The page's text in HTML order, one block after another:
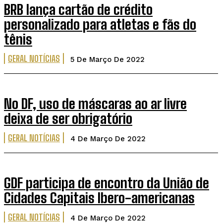
BRB lança cartão de crédito
personalizado para atletas e fãs do
tênis
GERAL NOTÍCIAS 5 De Março De 2022
No DF, uso de máscaras ao ar livre
deixa de ser obrigatório
GERAL NOTÍCIAS 4 De Março De 2022
GDF participa de encontro da União de
Cidades Capitais Ibero-americanas
GERAL NOTÍCIAS 4 De Março De 2022